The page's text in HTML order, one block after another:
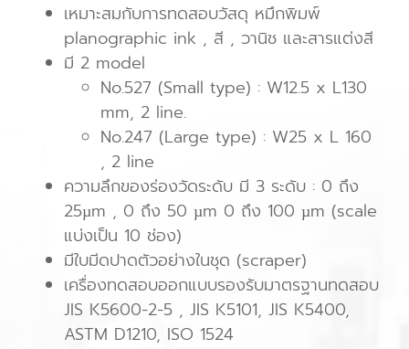
เหมาะสมกับการทดสอบวัสดุ หมึกพิมพ์
planographic ink , สี , วานิช และสารแต่งสี
มี 2 model
No.527 (Small type) : W12.5 x L130
mm, 2 line.
No.247 (Large type) : W25 x L 160
, 2 line
ความลึกของร่องวัดระดับ มี 3 ระดับ : 0 ถึง
25µm , 0 ถึง 50 µm 0 ถึง 100 µm (scale
แบ่งเป็น 10 ช่อง)
มีใบมีดปาดตัวอย่างในชุด (scraper)
เครื่องทดสอบออกแบบรองรับมาตรฐานทดสอบ
JIS K5600-2-5 , JIS K5101, JIS K5400,
ASTM D1210, ISO 1524